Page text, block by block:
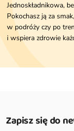
Jednoskładnikowa,
Pokochasz ją za
w podróży czy po
i wspiera zdrowie
Zapisz się do